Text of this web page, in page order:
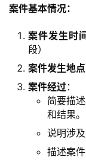
案件基本情况：
案件发生时间
段）
案件发生地点
案件经过：
简要描
和结果。
说明涉
描述案